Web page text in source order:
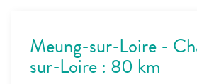
Meung-sur-Loire -
sur-Loire : 80 km